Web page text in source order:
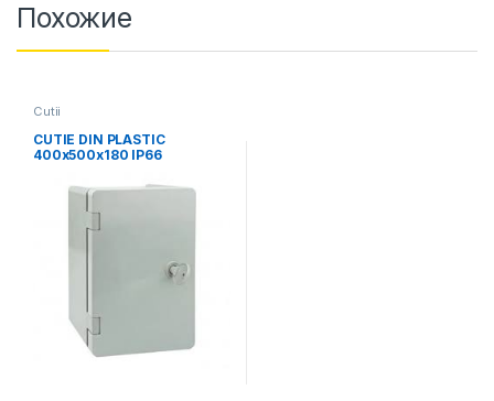
Похожие
Cutii
CUTIE DIN PLASTIC
400x500x180 IP66